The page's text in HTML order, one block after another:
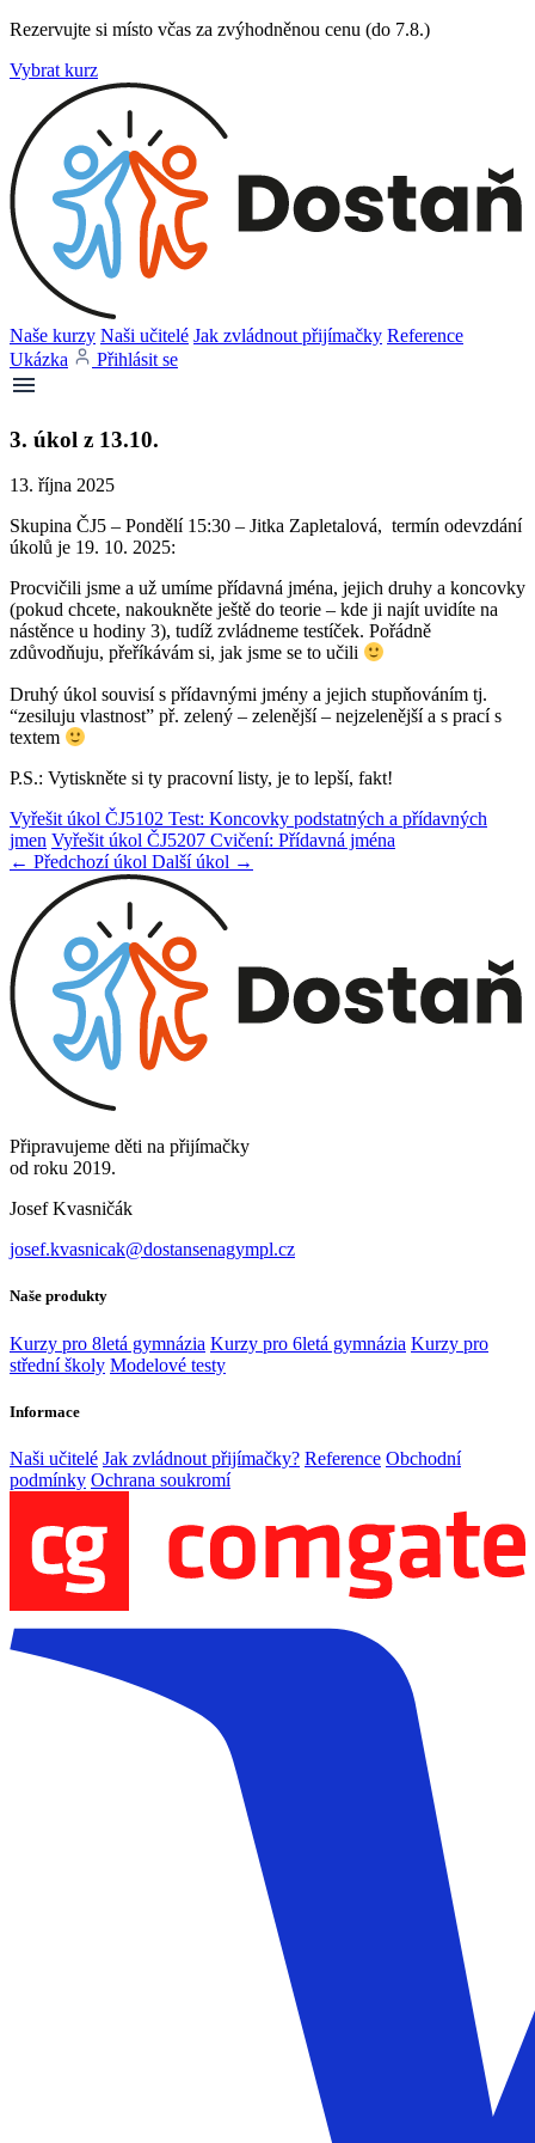
Rezervujte si místo včas za zvýhodněnou cenu (do 7.8.)
Vybrat kurz
Naše kurzy Naši učitelé Jak zvládnout přijímačky Reference
Ukázka
Přihlásit se
3. úkol z 13.10.
13. října 2025
Skupina ČJ5 – Pondělí 15:30 – Jitka Zapletalová, termín odevzdání
úkolů je 19. 10. 2025:
Procvičili jsme a už umíme přídavná jména, jejich druhy a koncovky
(pokud chcete, nakoukněte ještě do teorie – kde ji najít uvidíte na
nástěnce u hodiny 3), tudíž zvládneme testíček. Pořádně
zdůvodňuju, přeříkávám si, jak jsme se to učili
Druhý úkol souvisí s přídavnými jmény a jejich stupňováním tj.
“zesiluju vlastnost” př. zelený – zelenější – nejzelenější a s prací s
textem
P.S.: Vytiskněte si ty pracovní listy, je to lepší, fakt!
Vyřešit úkol ČJ5102 Test: Koncovky podstatných a přídavných
jmen Vyřešit úkol ČJ5207 Cvičení: Přídavná jména
← Předchozí úkol Další úkol →
Připravujeme děti na přijímačky
od roku 2019.
Josef Kvasničák
josef.kvasnicak@dostansenagympl.cz
Naše produkty
Kurzy pro 8letá gymnázia Kurzy pro 6letá gymnázia Kurzy pro
střední školy Modelové testy
Informace
Naši učitelé Jak zvládnout přijímačky? Reference Obchodní
podmínky Ochrana soukromí